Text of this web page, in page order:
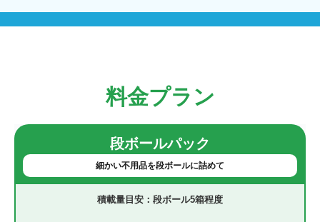
料金プラン
段ボールパック
細かい不用品を段ボールに詰めて
段ボール5箱程度